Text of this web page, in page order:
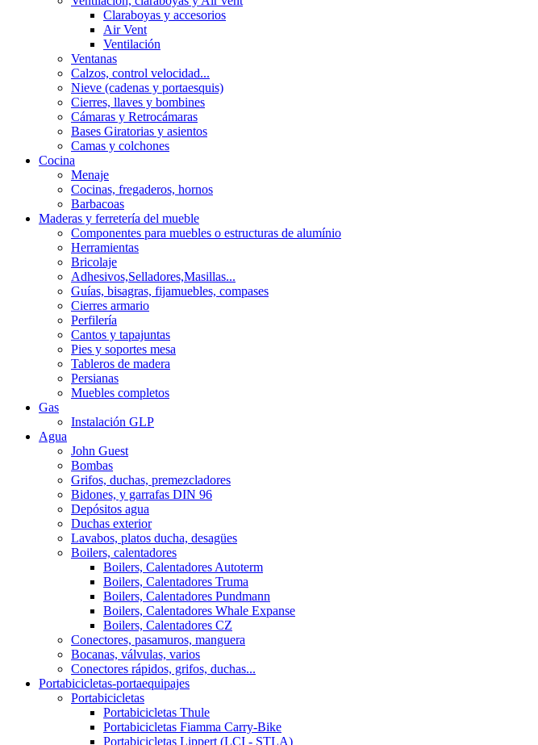
Claraboyas y accesorios
Air Vent
Ventilación
Ventanas
Calzos, control velocidad...
Nieve (cadenas y portaesquis)
Cierres, llaves y bombines
Cámaras y Retrocámaras
Bases Giratorias y asientos
Camas y colchones
Cocina
Menaje
Cocinas, fregaderos, hornos
Barbacoas
Maderas y ferretería del mueble
Componentes para muebles o estructuras de alumínio
Herramientas
Bricolaje
Adhesivos,Selladores,Masillas...
Guías, bisagras, fijamuebles, compases
Cierres armario
Perfilería
Cantos y tapajuntas
Pies y soportes mesa
Tableros de madera
Persianas
Muebles completos
Gas
Instalación GLP
Agua
John Guest
Bombas
Grifos, duchas, premezcladores
Bidones, y garrafas DIN 96
Depósitos agua
Duchas exterior
Lavabos, platos ducha, desagües
Boilers, calentadores
Boilers, Calentadores Autoterm
Boilers, Calentadores Truma
Boilers, Calentadores Pundmann
Boilers, Calentadores Whale Expanse
Boilers, Calentadores CZ
Conectores, pasamuros, manguera
Bocanas, válvulas, varios
Conectores rápidos, grifos, duchas...
Portabicicletas-portaequipajes
Portabicicletas
Portabicicletas Thule
Portabicicletas Fiamma Carry-Bike
Portabicicletas Lippert (LCI - STLA)